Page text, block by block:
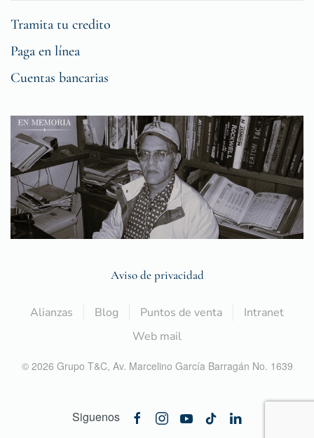
Tramita tu credito
Paga en línea
Cuentas bancarias
Aviso de privacidad
Alianzas Blog Puntos de venta
Intranet
Web mail
© 2026 Grupo T&C, Av. Marcelino García Barragán No. 1639
Siguenos